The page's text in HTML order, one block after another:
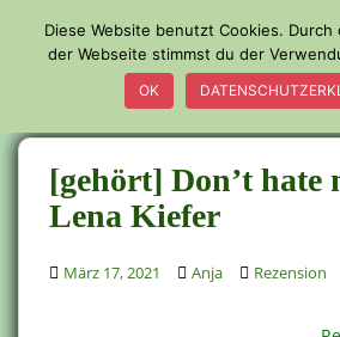
[gehört] Don’t hate
Lena Kiefer
März 17, 2021 Anja Rezension
Diese Website benutzt Cookies.
der Webseite stimmst du der
OK